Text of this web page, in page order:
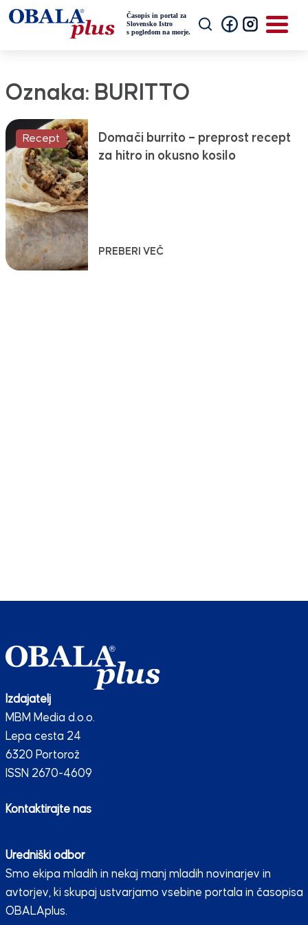
Oznaka: BURITTO
Recept
Domači burrito – preprost recept
za hitro in okusno kosilo
PREBERI VEČ
Izdajatelj
MBM Media d.o.o.
Lepa cesta 24
6320 Portorož
ISSN 2670-4609
Kontaktirajte nas
Uredniški odbor
Smo ekipa mladih in nekaj manj mladih novinarjev in
avtorjev, ki skupaj ustvarjamo vsebine portala in časopisa
OBALAplus.